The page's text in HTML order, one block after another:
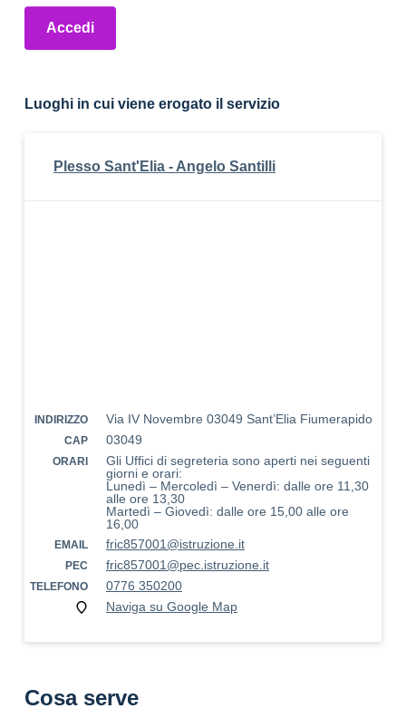
Accedi
Luoghi in cui viene erogato il servizio
Plesso Sant'Elia - Angelo Santilli
INDIRIZZO Via IV Novembre 03049 Sant’Elia Fiumerapido
CAP 03049
ORARI
Gli Uffici di segreteria sono aperti nei seguenti
giorni e orari:
Lunedì – Mercoledì – Venerdì: dalle ore 11,30
alle ore 13,30
Martedì – Giovedì: dalle ore 15,00 alle ore
16,00
EMAIL fric857001@istruzione.it
PEC fric857001@pec.istruzione.it
TELEFONO
0776 350200
Naviga su Google Map
Cosa serve